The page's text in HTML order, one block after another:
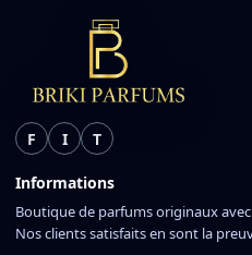
F I T
Informations
Boutique de parfums originaux
Nos clients satisfaits en sont la